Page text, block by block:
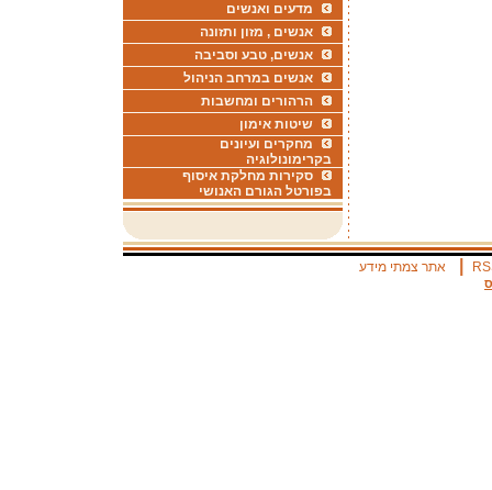
מדעים ואנשים
אנשים , מזון ותזונה
אנשים, טבע וסביבה
אנשים במרחב הניהול
הרהורים ומחשבות
שיטות אימון
מחקרים ועיונים
בקרימונולוגיה
סקירות מחלקת איסוף
בפורטל הגורם האנושי
אתר צמתי מידע